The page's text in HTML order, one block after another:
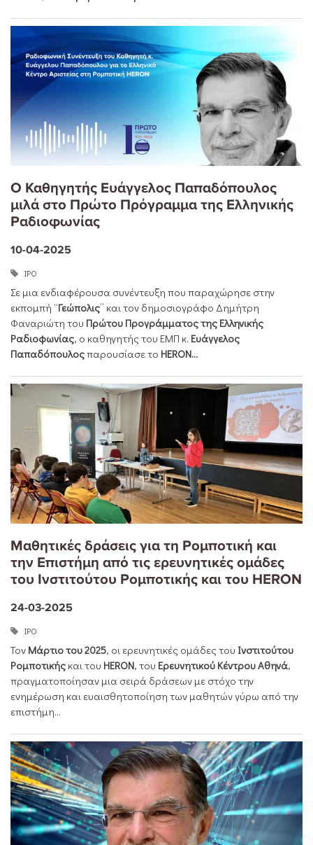
Ο Καθηγητής Ευάγγελος Παπαδόπουλος
μιλά στο Πρώτο Πρόγραμμα της Ελληνικής
Ραδιοφωνίας
10-04-2025
ΙΡΟ
Σε μια ενδιαφέρουσα συνέντευξη που παραχώρησε στην
εκπομπή “Γεώπολις” και τον δημοσιογράφο Δημήτρη
Φαναριώτη του Πρώτου Προγράμματος της Ελληνικής
Ραδιοφωνίας, ο καθηγητής του ΕΜΠ κ. Ευάγγελος
Παπαδόπουλοςπαρουσίασε το HERON...
Μαθητικές δράσεις για τη Ρομποτική και
την Επιστήμη από τις ερευνητικές ομάδες
του Ινστιτούτου Ρομποτικής και του HERON
24-03-2025
ΙΡΟ
Τον Μάρτιο του 2025, οι ερευνητικές ομάδες του Ινστιτούτου
Ρομποτικής και του HERON, του Ερευνητικού Κέντρου Αθηνά,
πραγματοποίησαν μια σειρά δράσεων με στόχο την
ενημέρωση και ευαισθητοποίηση των μαθητών γύρω από την
επιστήμη...